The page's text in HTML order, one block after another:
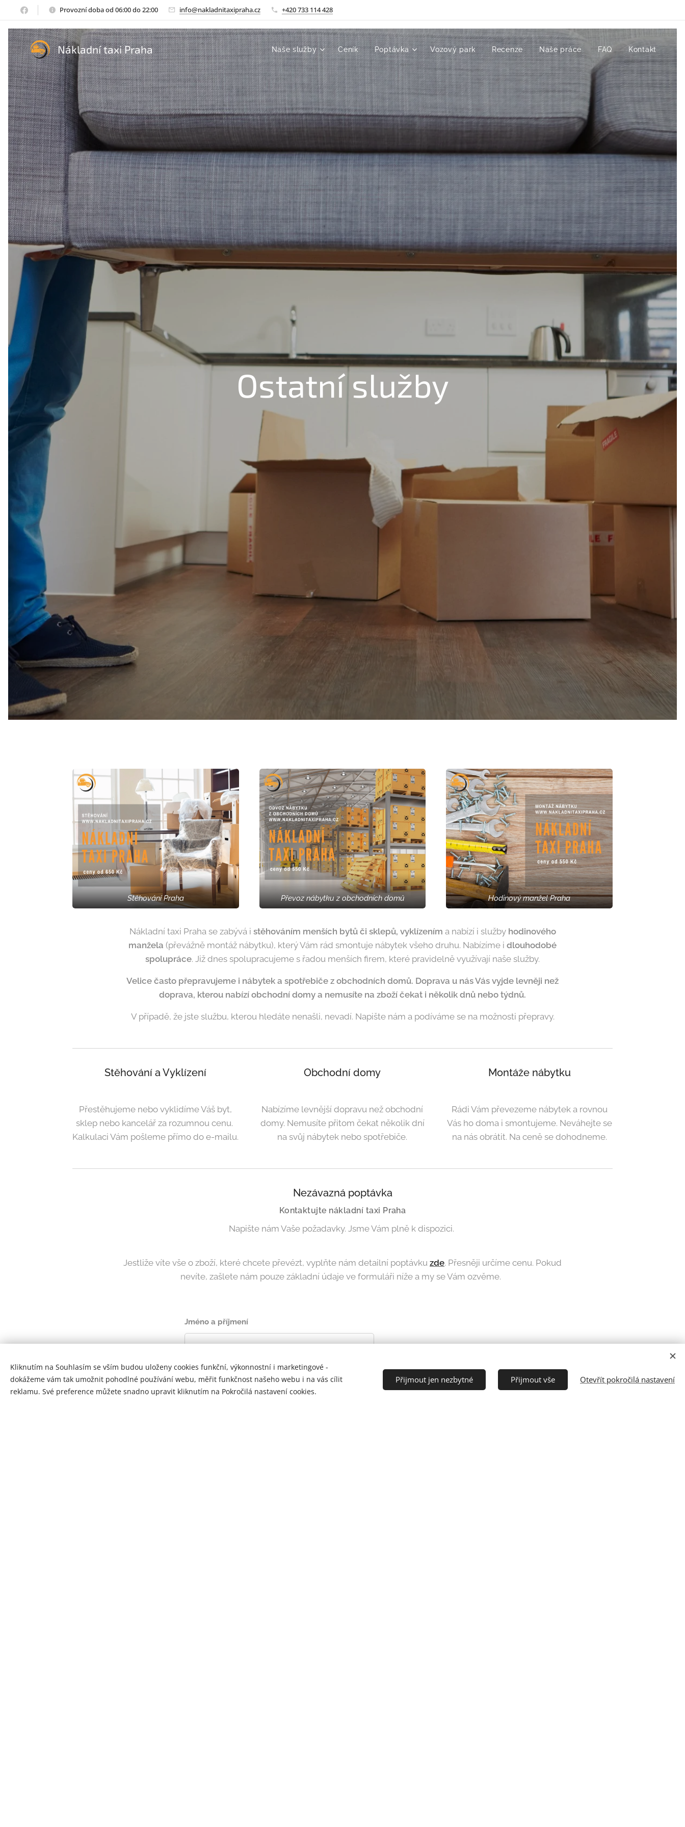
Provozní doba od 06:00 do 22:00 info@nakladnitaxipraha.cz +420 733 114 428
Nákladní taxi Praha Naše služby Ceník Poptávka Vozový park Recenze Naše práce FAQ Kontakt
Ostatní služby
Stěhování Praha Převoz nábytku z obchodních domů Hodinový manžel Praha
Nákladní taxi Praha se zabývá i stěhováním menších bytů či sklepů, vyklízením a nabízí i služby hodinového
manžela (převážně montáž nábytku), který Vám rád smontuje nábytek všeho druhu. Nabízíme i dlouhodobé
spolupráce. Již dnes spolupracujeme s řadou menších firem, které pravidelně využívají naše služby.
Velice často přepravujeme i nábytek a spotřebiče z obchodních domů. Doprava u nás Vás vyjde levněji než
doprava, kterou nabízí obchodní domy a nemusíte na zboží čekat i několik dnů nebo týdnů.
V případě, že jste službu, kterou hledáte nenašli, nevadí. Napište nám a podíváme se na možnosti přepravy.
Stěhování a Vyklízení
Přestěhujeme nebo vyklidíme Váš byt,
sklep nebo kancelář za rozumnou cenu.
Kalkulaci Vám pošleme přímo do e-mailu.
Obchodní domy
Nabízíme levnější dopravu než obchodní
domy. Nemusíte přitom čekat několik dní
na svůj nábytek nebo spotřebiče.
Montáže nábytku
Rádi Vám převezeme nábytek a rovnou
Vás ho doma i smontujeme. Neváhejte se
na nás obrátit. Na ceně se dohodneme.
Nezávazná poptávka
Kontaktujte nákladní taxi Praha
Napište nám Vaše požadavky. Jsme Vám plně k dispozici.
Jestliže víte vše o zboží, které chcete převézt, vyplňte nám detailní poptávku zde. Přesněji určíme cenu. Pokud
nevíte, zašlete nám pouze základní údaje ve formuláři níže a my se Vám ozvěme.
Jméno a příjmení
Telefonní číslo
Kliknutím na Souhlasím se vším budou uloženy cookies funkční, výkonnostní i marketingové -
dokážeme vám tak umožnit pohodlné používání webu, měřit funkčnost našeho webu i na vás cílit
reklamu. Své preference můžete snadno upravit kliknutím na Pokročilá nastavení cookies.
Přijmout jen nezbytné Přijmout vše Otevřít pokročilá nastavení